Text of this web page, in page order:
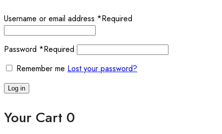
Username or email address *Required
Password *Required
Remember me Lost your password?
Log in
Your Cart 0